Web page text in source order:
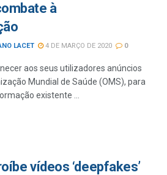
à
LACET 4 DE MARÇO DE 2020 0
aos seus utilizadores anúncios
Mundial de Saúde (OMS), para
existente ...
vídeos ‘deepfakes’